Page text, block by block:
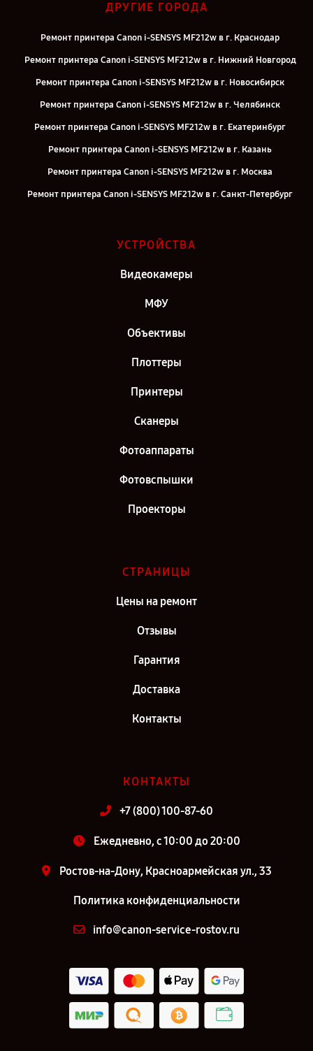
ДРУГИЕ ГОРОДА
Ремонт принтера Canon i-SENSYS MF212w в г. Краснодар
Ремонт принтера Canon i-SENSYS MF212w в г. Нижний Новгород
Ремонт принтера Canon i-SENSYS MF212w в г. Новосибирск
Ремонт принтера Canon i-SENSYS MF212w в г. Челябинск
Ремонт принтера Canon i-SENSYS MF212w в г. Екатеринбург
Ремонт принтера Canon i-SENSYS MF212w в г. Казань
Ремонт принтера Canon i-SENSYS MF212w в г. Москва
Ремонт принтера Canon i-SENSYS MF212w в г. Санкт-Петербург
УСТРОЙСТВА
Видеокамеры
МФУ
Объективы
Плоттеры
Принтеры
Сканеры
Фотоаппараты
Фотовспышки
Проекторы
СТРАНИЦЫ
Цены на ремонт
Отзывы
Гарантия
Доставка
Контакты
КОНТАКТЫ
+7 (800) 100-87-60
Ежедневно, с 10:00 до 20:00
Ростов-на-Дону, Красноармейская ул., 33
Политика конфиденциальности
info@canon-service-rostov.ru